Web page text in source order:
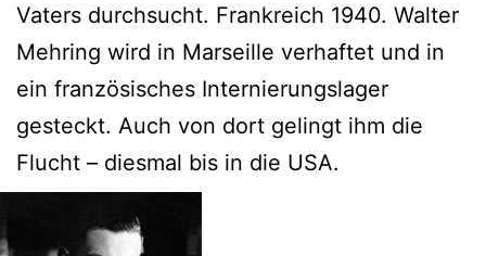
Vaters durchsucht. Frankreich 1940. Walter
Mehring wird in Marseille verhaftet und in
ein französisches Internierungslager
gesteckt. Auch von dort gelingt ihm die
Flucht – diesmal bis in die USA.